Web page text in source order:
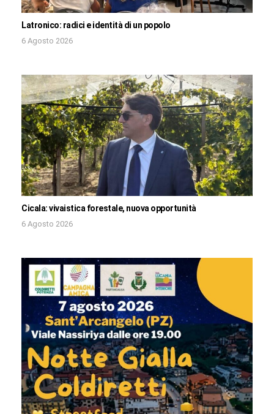
Latronico: radici e identità di un popolo
6 Agosto 2026
Cicala: vivaistica forestale, nuova opportunità
6 Agosto 2026